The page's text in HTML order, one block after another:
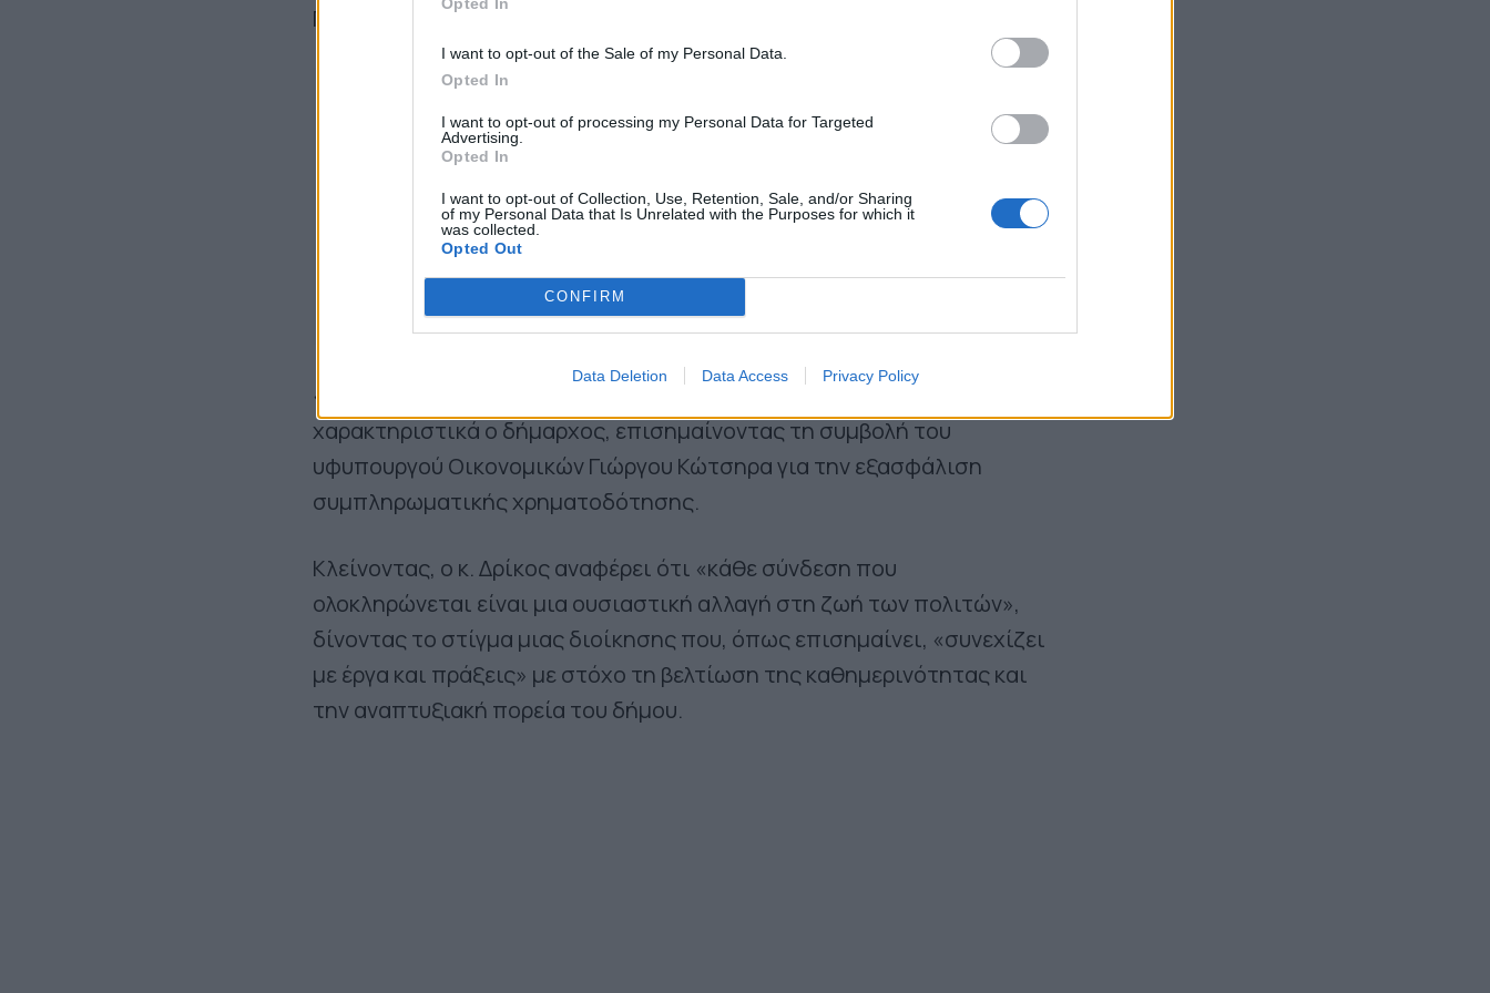
I want to opt-out of the Sale of my Personal Data.
Opted In
I want to opt-out of processing my Personal Data for Targeted
Advertising.
Opted In
I want to opt-out of Collection, Use, Retention, Sale, and/or Sharing
of my Personal Data that Is Unrelated with the Purposes for which it
was collected.
Opted Out
CONFIRM
Data Deletion Data Access Privacy Policy
Γεώργιο.
«Το νερό πλέον είναι δικαίωμα για όλους – όχι ζητούμενο», τονίζει
χαρακτηριστικά ο δήμαρχος, επισημαίνοντας τη συμβολή του
υφυπουργού Οικονομικών Γιώργου Κώτσηρα για την εξασφάλιση
συμπληρωματικής χρηματοδότησης.
Κλείνοντας, ο κ. Δρίκος αναφέρει ότι «κάθε σύνδεση που
ολοκληρώνεται είναι μια ουσιαστική αλλαγή στη ζωή των πολιτών»,
δίνοντας το στίγμα μιας διοίκησης που, όπως επισημαίνει, «συνεχίζει
με έργα και πράξεις» με στόχο τη βελτίωση της καθημερινότητας και
την αναπτυξιακή πορεία του δήμου.